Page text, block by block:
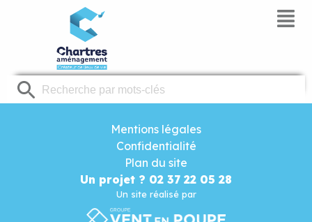
Mentions légales
Confidentialité
Plan du site
Un projet ? 02 37 22 05 28
Un site réalisé par
Panneau de gestion des cookies